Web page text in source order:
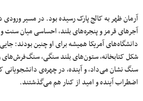
آرمان ظهر به کالج پارک رسیده بود. در مسیر ورودی
آجرهای قرمز و پنجره‌های بلند، احساسی میان سنت
دانشگاه‌های آمریکا همیشه برای او چنین بودند:
شکل کتابخانه، ستون‌های بلند سنگی،
سنگ نشان می‌داد، و آینده، در چهره‌ی
اضطراب آینده و امید از کنار هم می‌گذشتند.